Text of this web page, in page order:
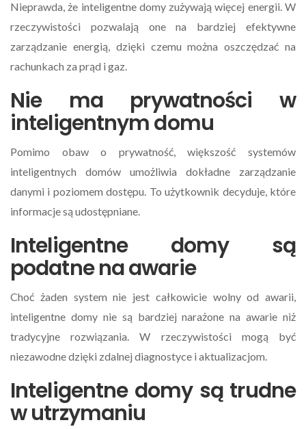
Nieprawda, że inteligentne domy zużywają więcej energii. W
rzeczywistości pozwalają one na bardziej efektywne
zarządzanie energią, dzięki czemu można oszczędzać na
rachunkach za prąd i gaz.
Nie ma prywatności w
inteligentnym domu
Pomimo obaw o prywatność, większość systemów
inteligentnych domów umożliwia dokładne zarządzanie
danymi i poziomem dostępu. To użytkownik decyduje, które
informacje są udostępniane.
Inteligentne domy są
podatne na awarie
Choć żaden system nie jest całkowicie wolny od awarii,
inteligentne domy nie są bardziej narażone na awarie niż
tradycyjne rozwiązania. W rzeczywistości mogą być
niezawodne dzięki zdalnej diagnostyce i aktualizacjom.
Inteligentne domy są trudne
w utrzymaniu